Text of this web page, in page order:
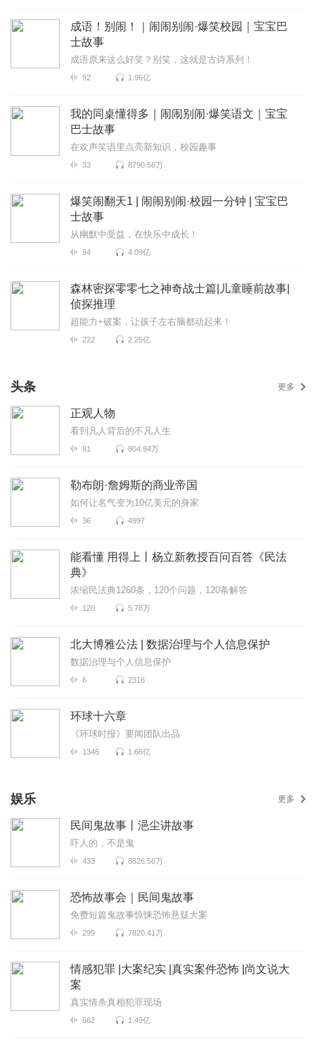
成语！别闹！｜闹闹别闹·爆笑校园｜宝宝巴
士故事
成语原来这么好笑？别笑，这就是古诗系列！
92 1.96亿
我的同桌懂得多｜闹闹别闹·爆笑语文｜宝宝
巴士故事
在欢声笑语里点亮新知识，校园趣事
33 8790.56万
爆笑闹翻天1 | 闹闹别闹·校园一分钟 | 宝宝巴
士故事
从幽默中受益，在快乐中成长！
94 4.09亿
森林密探零零七之神奇战士篇|儿童睡前故事|
侦探推理
超能力+破案，让孩子左右脑都动起来！
222 2.25亿
头条 更多
正观人物
看到凡人背后的不凡人生
81 804.94万
勒布朗·詹姆斯的商业帝国
如何让名气变为10亿美元的身家
36 4997
能看懂 用得上丨杨立新教授百问百答《民法
典》
浓缩民法典1260条，120个问题，120条解答
120 5.78万
北大博雅公法 | 数据治理与个人信息保护
数据治理与个人信息保护
6 2316
环球十六章
《环球时报》要闻团队出品
1346 1.66亿
娱乐 更多
民间鬼故事丨浥尘讲故事
吓人的，不是鬼
433 8826.56万
恐怖故事会｜民间鬼故事
免费短篇鬼故事惊悚恐怖悬疑大案
299 7820.41万
情感犯罪 |大案纪实 |真实案件恐怖 |尚文说大
案
真实情杀真相犯罪现场
662 1.49亿